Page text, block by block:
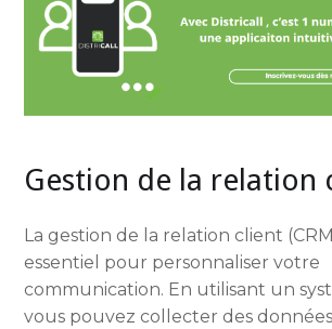
Gestion de la relation
La gestion de la relation client
essentiel pour personnaliser votre
communication. En utilisant un
vous pouvez collecter des